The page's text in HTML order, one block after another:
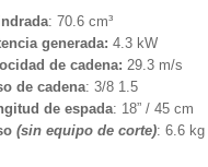
: 70.6 cm³
generada: 4.3 kW
de cadena: 29.3 m/s
de cadena: 3/8 1.5
de espada: 18” / 45 cm
(sin equipo de corte): 6.6 kg